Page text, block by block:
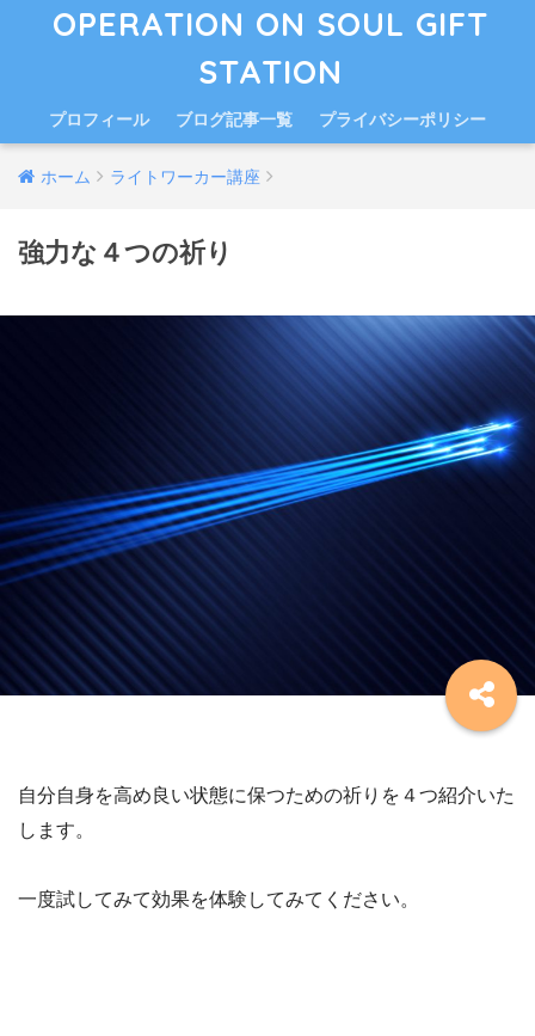
OPERATION ON SOUL GIFT
STATION
プロフィール ブログ記事一覧 プライバシーポリシー
ホーム ライトワーカー講座
強力な４つの祈り
自分自身を高め良い状態に保つための祈りを４つ紹介いた
します。
一度試してみて効果を体験してみてください。